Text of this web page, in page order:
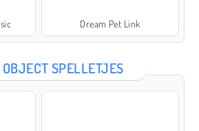
Dream Pet Link
SPELLETJES